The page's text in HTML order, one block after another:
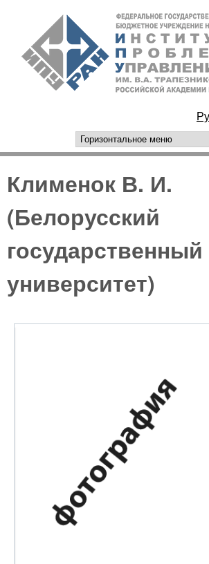
Перейти к
содержанию
РАН
горизонтальное
Клименок В. И.
(Белорусский
государственный
университет)